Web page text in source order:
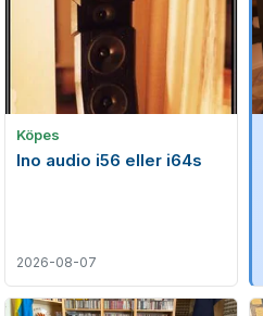
Köpes
Ino audio i56 eller i64s
2026-08-07